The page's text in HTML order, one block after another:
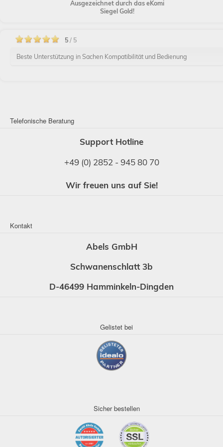
Ausgezeichnet durch das eKomi
Siegel Gold!
5/ 5
Beste Unterstützung in Sachen Kompatibilität und Bedienung
Telefonische Beratung
Support Hotline
+49 (0) 2852 - 945 80 70
Wir freuen uns auf Sie!
Kontakt
Abels GmbH
Schwanenschlatt 3b
D-46499 Hamminkeln-Dingden
Gelistet bei
Sicher bestellen